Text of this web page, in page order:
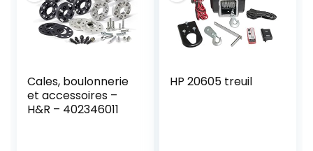
Cales, boulonnerie
et accessoires –
H&R – 402346011
HP 20605 treuil